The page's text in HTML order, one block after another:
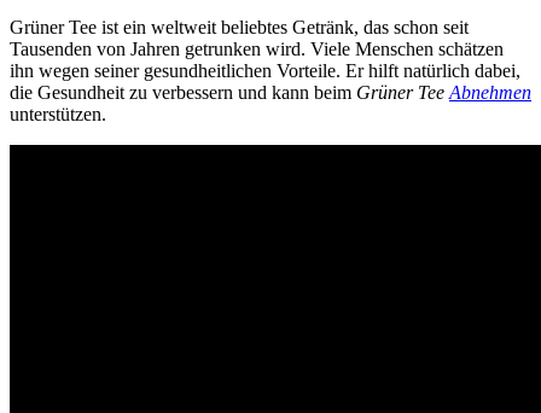
Grüner Tee ist ein weltweit beliebtes Getränk, das schon seit
Tausenden von Jahren getrunken wird. Viele Menschen schätzen
ihn wegen seiner gesundheitlichen Vorteile. Er hilft natürlich dabei,
die Gesundheit zu verbessern und kann beim Grüner Tee Abnehmen
unterstützen.